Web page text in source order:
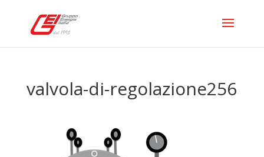
valvola-di-regolazione256